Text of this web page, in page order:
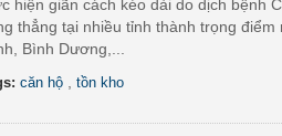
hiện giãn cách kéo dài do dịch bệnh
thẳng tại nhiều tỉnh thành trọng điểm
Bình Dương,...
căn hộ tồn kho